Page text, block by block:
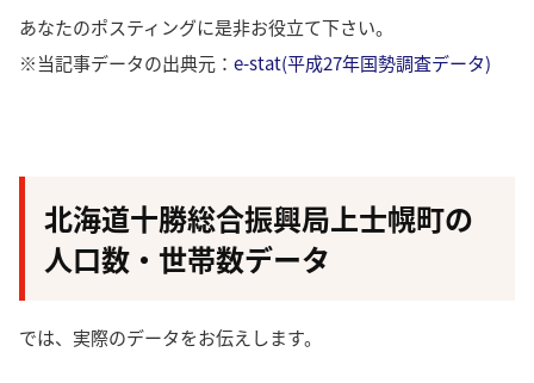
あなたのポスティングに是非お役立て下さい。
※当記事データの出典元： e-stat(平成27年国勢調査データ)
北海道十勝総合振興局上士幌町の
人口数・世帯数データ
では、実際のデータをお伝えします。